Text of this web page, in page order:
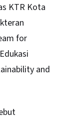
KTR Kota
for
and